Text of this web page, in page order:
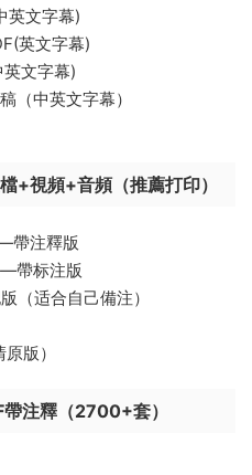
英文字幕)
英文字幕)
文字幕)
（中英文字幕）
+視頻+音頻（推薦打印）
帶注釋版
帶标注版
（适合自己備注）
版）
注釋（2700+套）